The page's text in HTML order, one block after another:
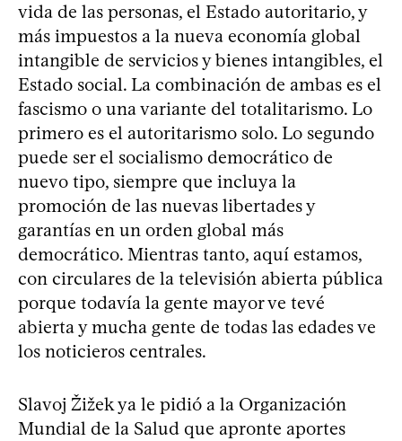
vida de las personas, el Estado autoritario, y
más impuestos a la nueva economía global
intangible de servicios y bienes intangibles, el
Estado social. La combinación de ambas es el
fascismo o una variante del totalitarismo. Lo
primero es el autoritarismo solo. Lo segundo
puede ser el socialismo democrático de
nuevo tipo, siempre que incluya la
promoción de las nuevas libertades y
garantías en un orden global más
democrático. Mientras tanto, aquí estamos,
con circulares de la televisión abierta pública
porque todavía la gente mayor ve tevé
abierta y mucha gente de todas las edades ve
los noticieros centrales.
Slavoj Žižek ya le pidió a la Organización
Mundial de la Salud que apronte aportes